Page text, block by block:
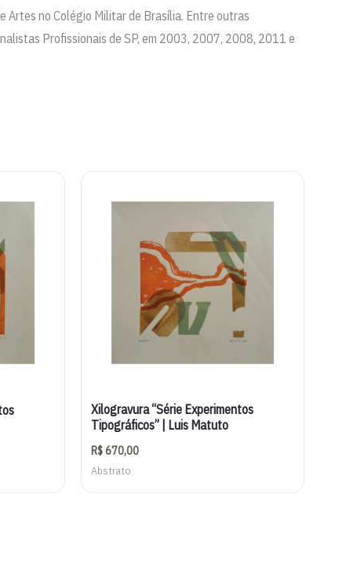
Artes no Colégio Militar de Brasília. Entre outras
Profissionais de SP, em 2003, 2007, 2008, 2011 e
Xilogravura “Série Experimentos
Tipográficos” | Luis Matuto
R$670,00
Abstrato